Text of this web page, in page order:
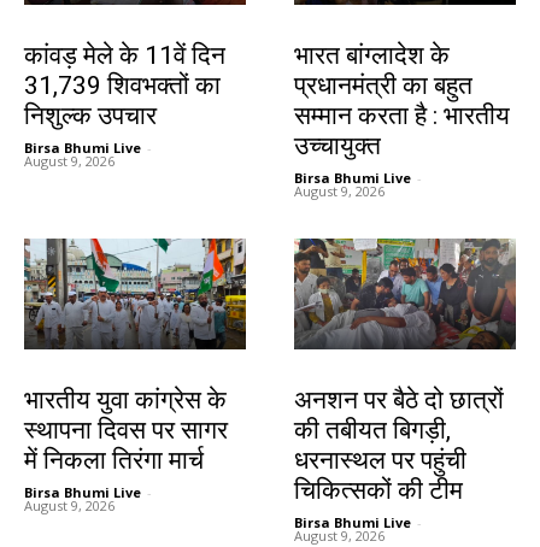
कांवड़ मेले के 11वें दिन
31,739 शिवभक्तों का
निशुल्क उपचार
Birsa Bhumi Live -
August 9, 2026
भारत बांग्लादेश के
प्रधानमंत्री का बहुत
सम्मान करता है : भारतीय
उच्चायुक्त
Birsa Bhumi Live -
August 9, 2026
भारतीय युवा कांग्रेस के
स्थापना दिवस पर सागर
में निकला तिरंगा मार्च
Birsa Bhumi Live -
August 9, 2026
अनशन पर बैठे दो छात्रों
की तबीयत बिगड़ी,
धरनास्थल पर पहुंची
चिकित्सकों की टीम
Birsa Bhumi Live -
August 9, 2026